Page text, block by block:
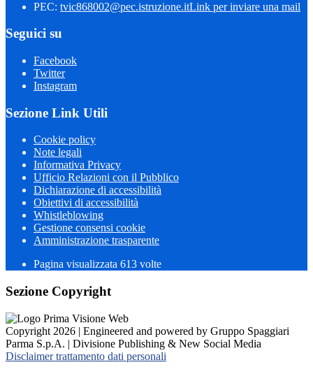
PEC: tvic868002@pec.istruzione.itLink per inviare una mail
Seguici su
Facebook
Twitter
Instagram
Sezione Link Utili
Cookie policy
Note legali
Informativa Privacy
Ufficio Relazioni con il Pubblico
Dichiarazione di accessibilità
Obiettivi di accessibilità
Whistleblowing
Gestione consensi cookie
Amministrazione trasparente
Pagina visualizzata 613 volte
Sezione Copyright
Copyright 2026 | Engineered and powered by Gruppo Spaggiari
Parma S.p.A. | Divisione Publishing & New Social Media
Disclaimer trattamento dati personali